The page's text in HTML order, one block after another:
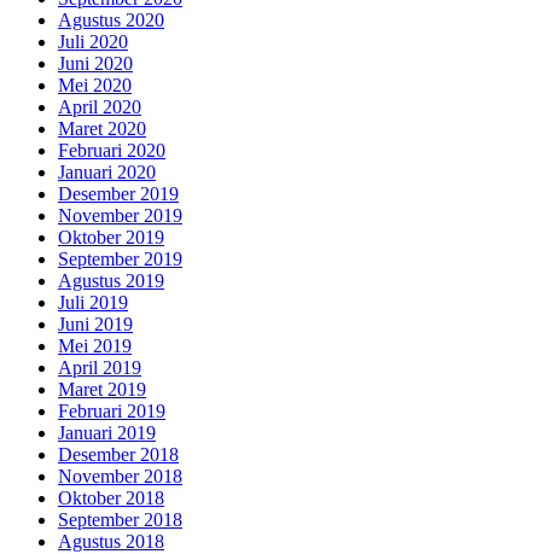
Agustus 2020
Juli 2020
Juni 2020
Mei 2020
April 2020
Maret 2020
Februari 2020
Januari 2020
Desember 2019
November 2019
Oktober 2019
September 2019
Agustus 2019
Juli 2019
Juni 2019
Mei 2019
April 2019
Maret 2019
Februari 2019
Januari 2019
Desember 2018
November 2018
Oktober 2018
September 2018
Agustus 2018